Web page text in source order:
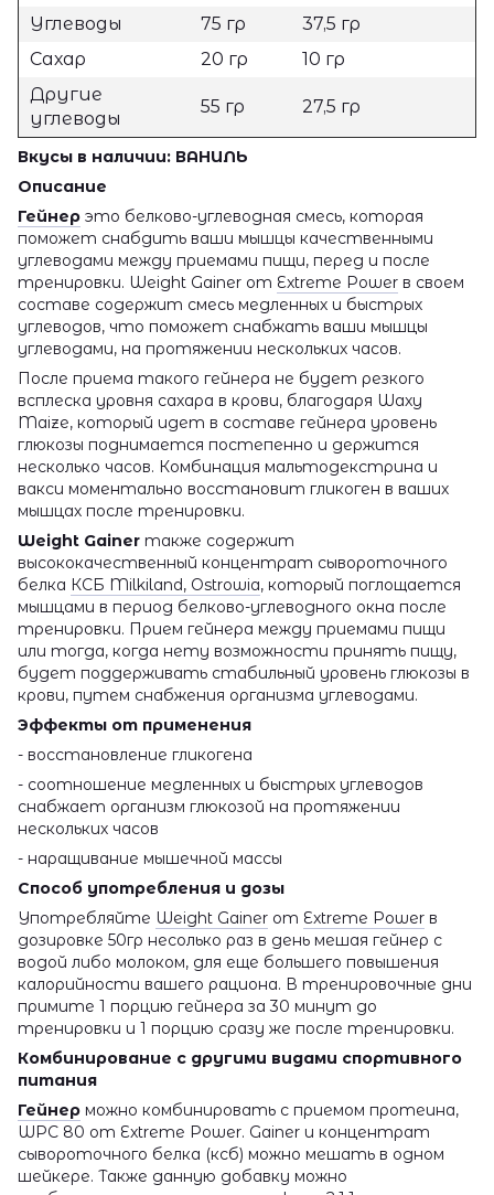
Углеводы
75 гр
37,5 гр
Сахар
20 гр
10 гр
Другие
углеводы
55 гр 27,5 гр
Вкусы в наличии: ВАНИЛЬ
Описание
Гейнер это белково-углеводная смесь, которая
поможет снабдить ваши мышцы качественными
углеводами между приемами пищи, перед и после
тренировки. Weight Gainer от Extreme Power в своем
составе содержит смесь медленных и быстрых
углеводов, что поможет снабжать ваши мышцы
углеводами, на протяжении нескольких часов.
После приема такого гейнера не будет резкого
всплеска уровня сахара в крови, благодаря Waxy
Maize, который идет в составе гейнера уровень
глюкозы поднимается постепенно и держится
несколько часов. Комбинация мальтодекстрина и
вакси моментально восстановит гликоген в ваших
мышцах после тренировки.
Weight Gainer также содержит
высококачественный концентрат сывороточного
белка КСБ Milkiland, Ostrowia, который поглощается
мышцами в период белково-углеводного окна после
тренировки. Прием гейнера между приемами пищи
или тогда, когда нету возможности принять пищу,
будет поддерживать стабильный уровень глюкозы в
крови, путем снабжения организма углеводами.
Эффекты от применения
- восстановление гликогена
- соотношение медленных и быстрых углеводов
снабжает организм глюкозой на протяжении
нескольких часов
- наращивание мышечной массы
Способ употребления и дозы
Употребляйте Weight Gainer от Extreme Power в
дозировке 50гр несолько раз в день мешая гейнер с
водой либо молоком, для еще большего повышения
калорийности вашего рациона. В тренировочные дни
примите 1 порцию гейнера за 30 минут до
тренировки и 1 порцию сразу же после тренировки.
Комбинирование с другими видами спортивного
питания
Гейнер можно комбинировать с приемом протеина,
WPC 80 от Extreme Power. Gainer и концентрат
сывороточного белка (ксб) можно мешать в одном
шейкере. Также данную добавку можно